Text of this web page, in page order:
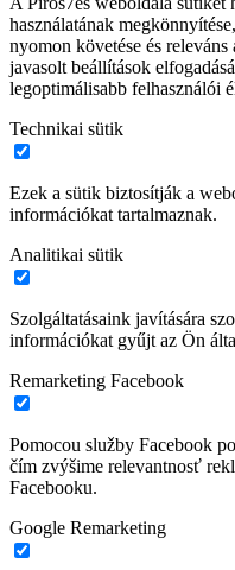
használatának
nyomon követése és
javasolt beállítások
legoptimálisabb felhasználói
Technikai sütik
Ezek a sütik biztosítják a
információkat tartalmaznak.
Analitikai sütik
Szolgáltatásaink javítására
információkat gyűjt az Ön
Remarketing Facebook
Pomocou služby Facebook
čím zvýšime relevantnosť
Facebooku.
Google Remarketing